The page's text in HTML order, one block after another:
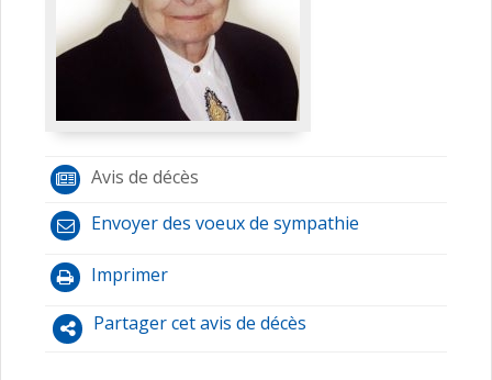
Avis de décès
Envoyer des voeux de sympathie
Imprimer
Partager cet avis de décès